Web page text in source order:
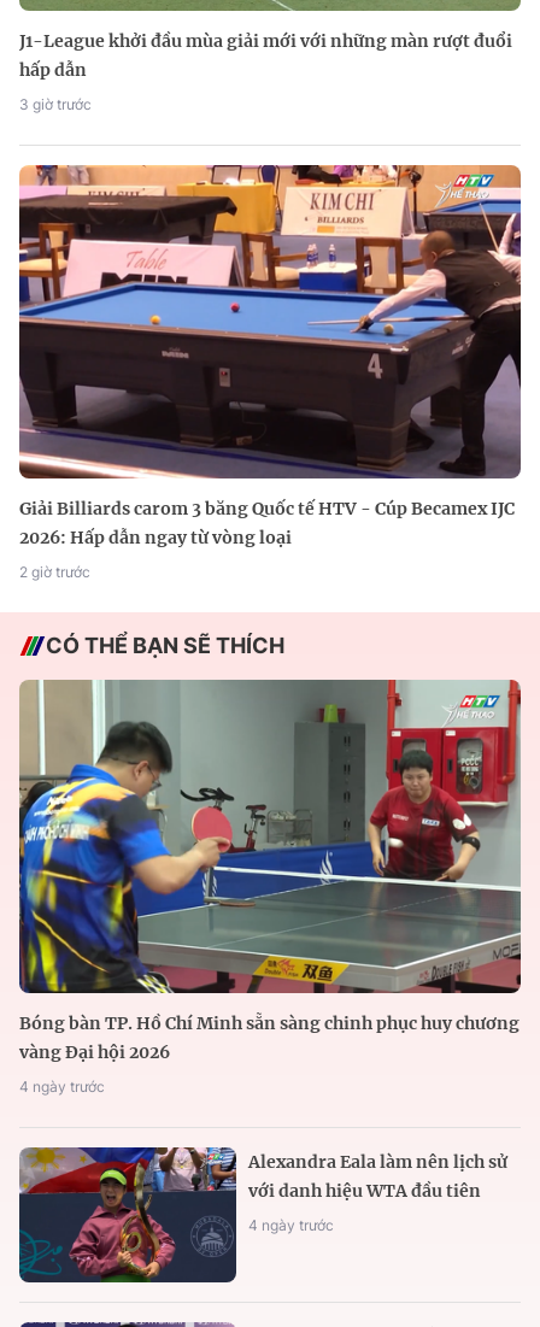
J1-League khởi đầu mùa giải mới với những màn rượt đuổi
hấp dẫn
3 giờ trước
Giải Billiards carom 3 băng Quốc tế HTV - Cúp Becamex IJC
2026: Hấp dẫn ngay từ vòng loại
2 giờ trước
CÓ THỂ BẠN SẼ THÍCH
Bóng bàn TP. Hồ Chí Minh sẵn sàng chinh phục huy chương
vàng Đại hội 2026
4 ngày trước
Alexandra Eala làm nên lịch sử
với danh hiệu WTA đầu tiên
4 ngày trước